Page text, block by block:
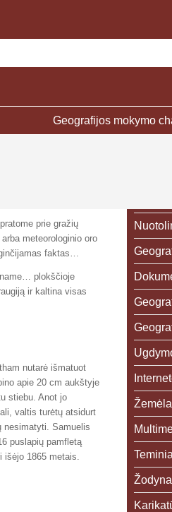
Geografijos mokymo
prie gražių
meteorologinio oro
faktas…
plokščioje
ir kaltina visas
nutarė išmatuot
apie 20 cm aukštyje
stiebu. Anot jo
valtis turėtų atsidurt
nesimatyti. Samuelis
puslapių pamfletą
išėjo 1865 metais.